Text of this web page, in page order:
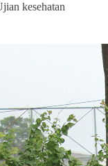
kesehatan